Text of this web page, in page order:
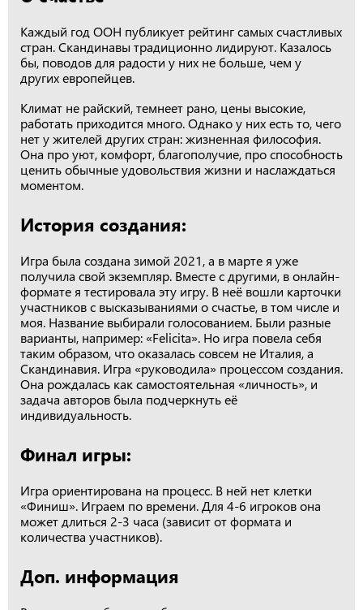
Каждый год ООН публикует рейтинг самых счастливых
стран. Скандинавы традиционно лидируют. Казалось
бы, поводов для радости у них не больше, чем у
других европейцев.
Климат не райский, темнеет рано, цены высокие,
работать приходится много. Однако у них есть то, чего
нет у жителей других стран: жизненная философия.
Она про уют, комфорт, благополучие, про способность
ценить обычные удовольствия жизни и наслаждаться
моментом.
История создания:
Игра была создана зимой 2021, а в марте я уже
получила свой экземпляр. Вместе с другими, в онлайн-
формате я тестировала эту игру. В неё вошли карточки
участников с высказываниями о счастье, в том числе и
моя. Название выбирали голосованием. Были разные
варианты, например: «Felicita». Но игра повела себя
таким образом, что оказалась совсем не Италия, а
Скандинавия. Игра «руководила» процессом создания.
Она рождалась как самостоятельная «личность», и
задача авторов была подчеркнуть её
индивидуальность.
Финал игры:
Игра ориентирована на процесс. В ней нет клетки
«Финиш». Играем по времени. Для 4-6 игроков она
может длиться 2-3 часа (зависит от формата и
количества участников).
Доп. информация